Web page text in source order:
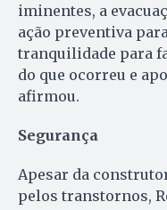
iminentes, a
ação preventiva
tranquilidade para
do que ocorreu e
afirmou.
Segurança
Apesar da
pelos transtornos,